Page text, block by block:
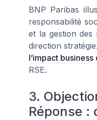
BNP Paribas
responsabilité
et la gestion des
direction
l’impact
RSE.
3.
Réponse